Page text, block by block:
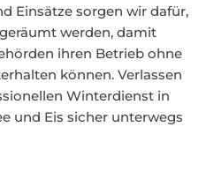
Einsätze sorgen wir dafür,
werden, damit
ihren Betrieb ohne
können. Verlassen
Winterdienst in
und Eis sicher unterwegs